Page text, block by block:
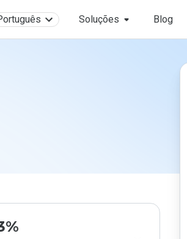
Soluções Blog